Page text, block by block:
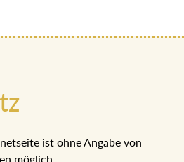
ist ohne Angabe von
möglich.